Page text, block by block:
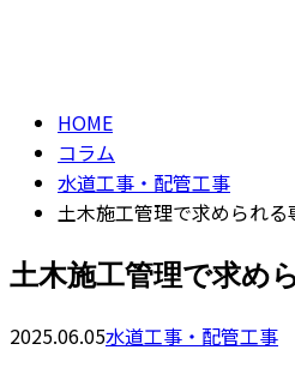
HOME
コラム
水道工事・配管工事
土木施工管理で求められる
土木施工管理で求め
2025.06.05水道工事・配管工事